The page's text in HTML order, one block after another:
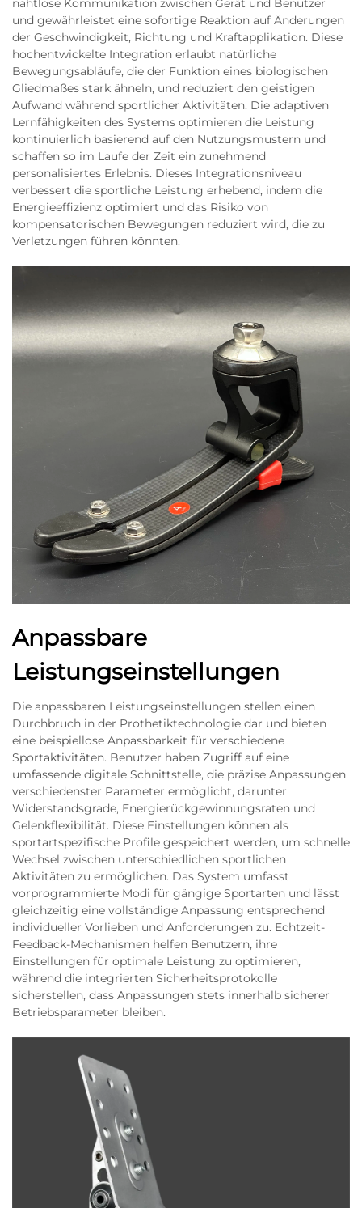
nahtlose Kommunikation zwischen Gerät und Benutzer
und gewährleistet eine sofortige Reaktion auf Änderungen
der Geschwindigkeit, Richtung und Kraftapplikation. Diese
hochentwickelte Integration erlaubt natürliche
Bewegungsabläufe, die der Funktion eines biologischen
Gliedmaßes stark ähneln, und reduziert den geistigen
Aufwand während sportlicher Aktivitäten. Die adaptiven
Lernfähigkeiten des Systems optimieren die Leistung
kontinuierlich basierend auf den Nutzungsmustern und
schaffen so im Laufe der Zeit ein zunehmend
personalisiertes Erlebnis. Dieses Integrationsniveau
verbessert die sportliche Leistung erhebend, indem die
Energieeffizienz optimiert und das Risiko von
kompensatorischen Bewegungen reduziert wird, die zu
Verletzungen führen könnten.
Anpassbare
Leistungseinstellungen
Die anpassbaren Leistungseinstellungen stellen einen
Durchbruch in der Prothetiktechnologie dar und bieten
eine beispiellose Anpassbarkeit für verschiedene
Sportaktivitäten. Benutzer haben Zugriff auf eine
umfassende digitale Schnittstelle, die präzise Anpassungen
verschiedenster Parameter ermöglicht, darunter
Widerstandsgrade, Energierückgewinnungsraten und
Gelenkflexibilität. Diese Einstellungen können als
sportartspezifische Profile gespeichert werden, um schnelle
Wechsel zwischen unterschiedlichen sportlichen
Aktivitäten zu ermöglichen. Das System umfasst
vorprogrammierte Modi für gängige Sportarten und lässt
gleichzeitig eine vollständige Anpassung entsprechend
individueller Vorlieben und Anforderungen zu. Echtzeit-
Feedback-Mechanismen helfen Benutzern, ihre
Einstellungen für optimale Leistung zu optimieren,
während die integrierten Sicherheitsprotokolle
sicherstellen, dass Anpassungen stets innerhalb sicherer
Betriebsparameter bleiben.